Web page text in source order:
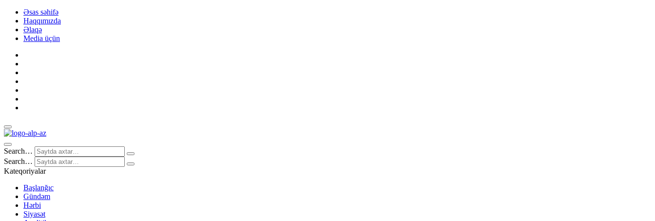
Əsas səhifə
Haqqımızda
Əlaqə
Media üçün
Search…
Search…
Kateqoriyalar
Başlanğıc
Gündəm
Hərbi
Siyasət